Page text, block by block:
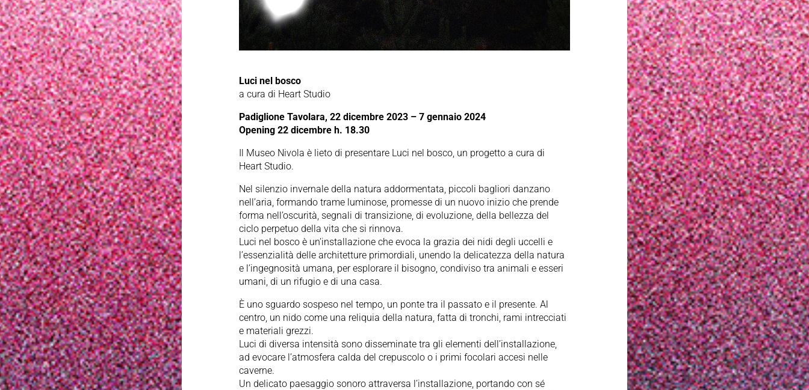
Luci nel bosco
a cura di Heart Studio
Padiglione Tavolara, 22 dicembre 2023 – 7 gennaio 2024
Opening 22 dicembre h. 18.30
Il Museo Nivola è lieto di presentare Luci nel bosco, un progetto a cura di
Heart Studio.
Nel silenzio invernale della natura addormentata, piccoli bagliori danzano
nell’aria, formando trame luminose, promesse di un nuovo inizio che prende
forma nell’oscurità, segnali di transizione, di evoluzione, della bellezza del
ciclo perpetuo della vita che si rinnova.
Luci nel bosco è un’installazione che evoca la grazia dei nidi degli uccelli e
l’essenzialità delle architetture primordiali, unendo la delicatezza della natura
e l’ingegnosità umana, per esplorare il bisogno, condiviso tra animali e esseri
umani, di un rifugio e di una casa.
È uno sguardo sospeso nel tempo, un ponte tra il passato e il presente. Al
centro, un nido come una reliquia della natura, fatta di tronchi, rami intrecciati
e materiali grezzi.
Luci di diversa intensità sono disseminate tra gli elementi dell’installazione,
ad evocare l’atmosfera calda del crepuscolo o i primi focolari accesi nelle
caverne.
Un delicato paesaggio sonoro attraversa l’installazione, portando con sé